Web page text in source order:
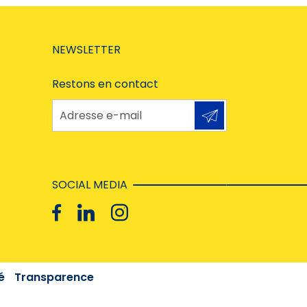
NEWSLETTER
Restons en contact
Adresse e-mail
SOCIAL MEDIA
Transparence